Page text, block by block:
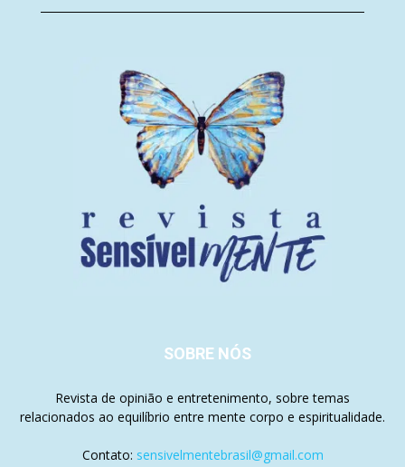
SOBRE NÓS
Revista de opinião e entretenimento, sobre temas
relacionados ao equilíbrio entre mente corpo e espiritualidade.
Contato: sensivelmentebrasil@gmail.com